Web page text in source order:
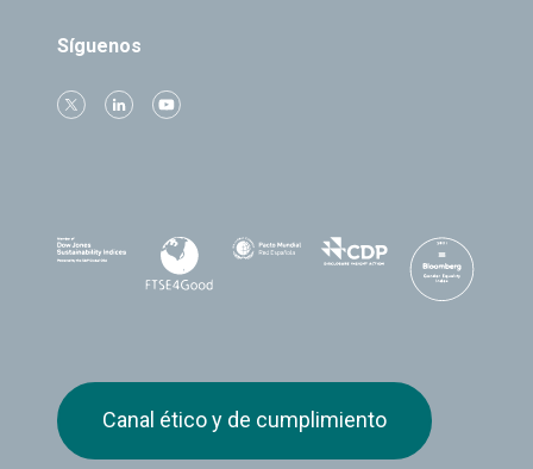
Síguenos
Canal ético y de cumplimiento